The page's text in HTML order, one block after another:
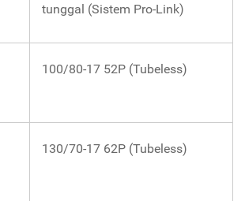
tunggal (Sistem Pro-Link)
100/80-17 52P (Tubeless)
130/70-17 62P (Tubeless)